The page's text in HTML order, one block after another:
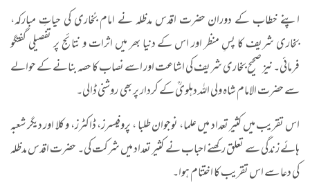
اپنے خطاب کے دوران حضرت اقدس مدظلہ نے امام بُخاری کی حیاتِ مبارکہ،
بخاری شریف کا پسِ منظر اور اس کے دنیا بھر میں اثرات و نتائج پر تفصیلی گفتگو
فرمائی۔ نیز صحیح بخاری شریف کی اشاعت اور اسے نصاب کا حصہ بنانے کے حوالے
سے حضرت الامام شاہ ولی اللہ دہلویؒ کے کردار پر بھی روشنی ڈالی۔
اس تقریب میں کثیر تعداد میں علما، نوجوان طلبا ، پروفیسرز، ڈاکٹرز، و کلا اور دیگر شعبہ
ہائے زندگی سے تعلق رکھنے احباب نے کثیر تعداد میں شرکت کی۔ حضرت اقدس مدظلہ
کی دعا سے اس تقریب کا اختتام ہوا۔